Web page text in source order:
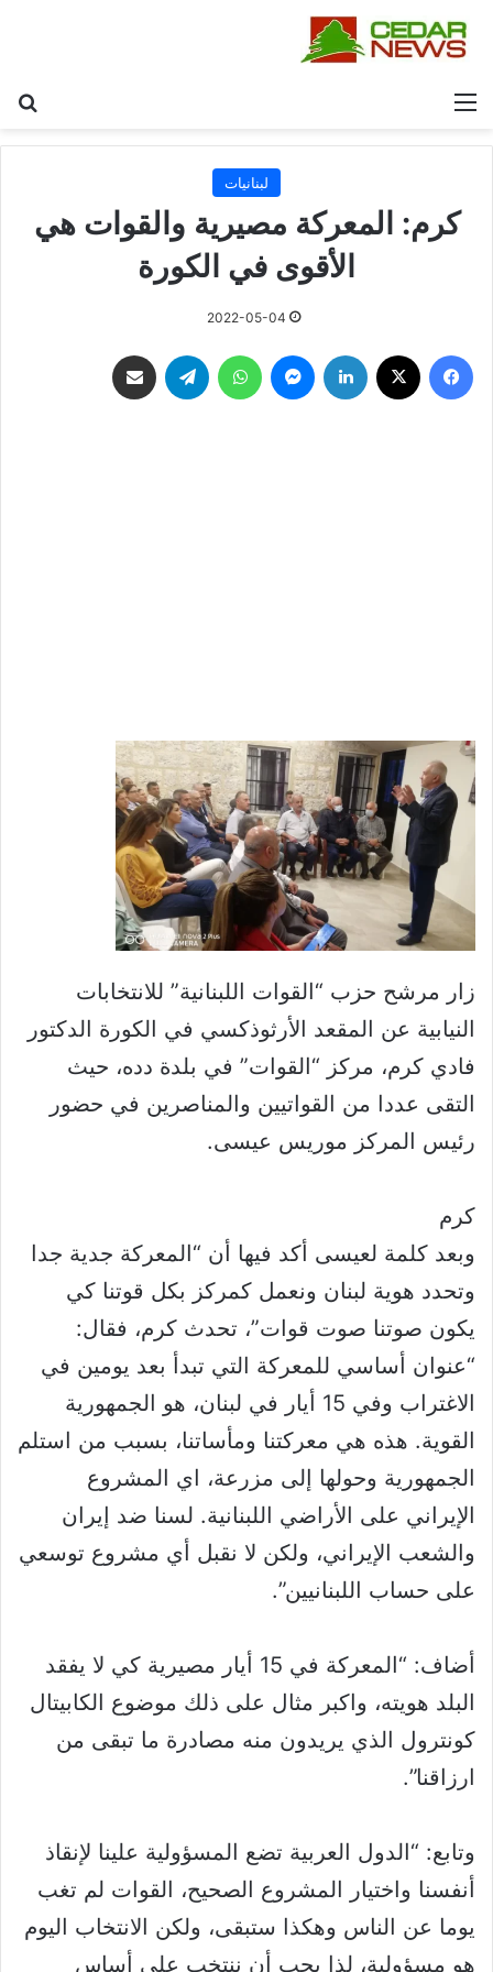
القائمة
لبنانيات
كرم: المعركة مصيرية والقوات هي
الأقوى في الكورة
2022-05-04
فيسبوك لينكدإن ماسنجر واتساب تيلقرام
زار مرشح حزب “القوات اللبنانية” للانتخابات
النيابية عن المقعد الأرثوذكسي في الكورة الدكتور
فادي كرم، مركز “القوات” في بلدة دده، حيث
التقى عددا من القواتيين والمناصرين في حضور
رئيس المركز موريس عيسى.
كرم
وبعد كلمة لعيسى أكد فيها أن “المعركة جدية جدا
وتحدد هوية لبنان ونعمل كمركز بكل قوتنا كي
يكون صوتنا صوت قوات”، تحدث كرم، فقال:
“عنوان أساسي للمعركة التي تبدأ بعد يومين في
الاغتراب وفي 15 أيار في لبنان، هو الجمهورية
القوية. هذه هي معركتنا ومأساتنا، بسبب من استلم
الجمهورية وحولها إلى مزرعة، اي المشروع
الإيراني على الأراضي اللبنانية. لسنا ضد إيران
والشعب الإيراني، ولكن لا نقبل أي مشروع توسعي
على حساب اللبنانيين”.
أضاف: “المعركة في 15 أيار مصيرية كي لا يفقد
البلد هويته، واكبر مثال على ذلك موضوع الكابيتال
كونترول الذي يريدون منه مصادرة ما تبقى من
ارزاقنا”.
وتابع: “الدول العربية تضع المسؤولية علينا لإنقاذ
أنفسنا واختيار المشروع الصحيح، القوات لم تغب
يوما عن الناس وهكذا ستبقى، ولكن الانتخاب اليوم
هو مسؤولية، لذا يجب أن ننتخب على أساس